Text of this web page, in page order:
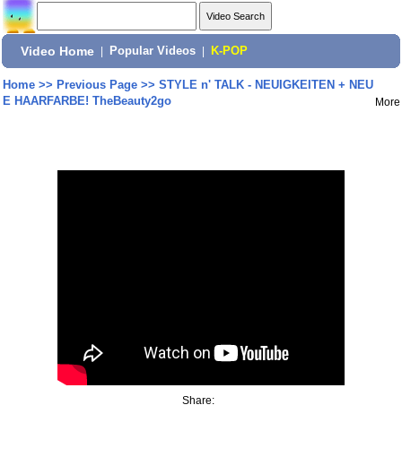
Video Home Popular Videos K-POP
Home>> Previous Page>> STYLE n' TALK - NEUIGKEITEN + NEU
E HAARFARBE! TheBeauty2go
More
Share: